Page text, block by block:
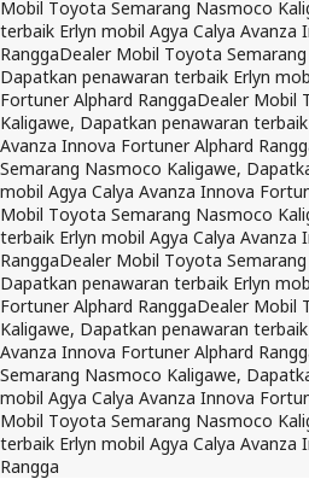
Mobil Toyota Semarang Nasmoco
terbaik Erlyn mobil Agya Calya Avanza
RanggaDealer Mobil Toyota
Dapatkan penawaran terbaik Erlyn
Fortuner Alphard RanggaDealer Mobil
Kaligawe, Dapatkan penawaran
Avanza Innova Fortuner Alphard
Semarang Nasmoco Kaligawe,
mobil Agya Calya Avanza Innova
Mobil Toyota Semarang Nasmoco
terbaik Erlyn mobil Agya Calya Avanza
RanggaDealer Mobil Toyota
Dapatkan penawaran terbaik Erlyn
Fortuner Alphard RanggaDealer Mobil
Kaligawe, Dapatkan penawaran
Avanza Innova Fortuner Alphard
Semarang Nasmoco Kaligawe,
mobil Agya Calya Avanza Innova
Mobil Toyota Semarang Nasmoco
terbaik Erlyn mobil Agya Calya Avanza
Rangga